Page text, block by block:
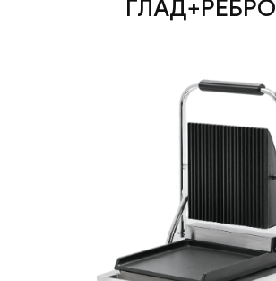
ГЛАД+РЕБРО